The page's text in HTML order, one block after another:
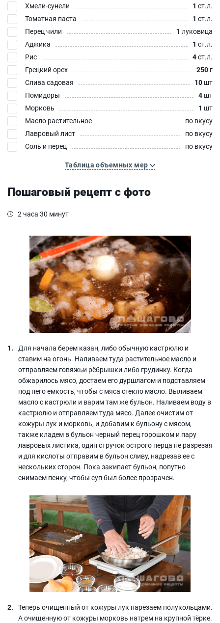
Хмели-сунели
1 ст.л.
Томатная паста
1 ст.л.
Перец чили
1 луковица
Аджика
1 ст.л.
Рис
4ст.л.
Грецкий орех
250 г
Слива садовая
10 шт
Помидоры
4 шт
Морковь
1 шт
Масло растительное
по вкусу
Лавровый лист
по вкусу
Соль и перец
по вкусу
Таблица объемных мер
Пошаговый рецепт с фото
2 часа 30 минут
Для начала берем казан, либо обычную кастрюлю и
ставим на огонь. Наливаем туда растительное масло и
отправляем говяжьи рёбрышки либо грудинку. Когда
обжарилось мясо, достаем его дуршлагом и подставляем
под него емкость, чтобы с мяса стекло масло. Выливаем
масло с кастрюли и варим там же бульон. Наливаем воду в
кастрюлю и отправляем туда мясо. Далее очистим от
кожуры лук и морковь, и добавим к бульону с мясом,
также кладем в бульон черный перец горошком и пару
лавровых листика, один стручок острого перца не разрезая
и для кислоты отправим в бульон сливу, надрезав ее с
нескольких сторон. Пока закипает бульон, попутно
снимаем пенку, чтобы суп был более прозрачен.
Теперь очищенный от кожуры лук нарезаем полукольцами.
А очищенную от кожуры морковь натрем на крупной тёрке.